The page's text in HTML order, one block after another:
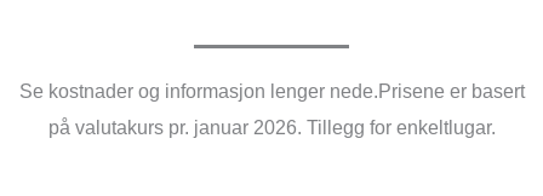
Se kostnader og informasjon lenger nede.Prisene er basert
på valutakurs pr. januar 2026. Tillegg for enkeltlugar.